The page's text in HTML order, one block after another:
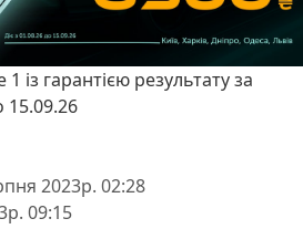
із гарантією результату за
15.09.26
2023р. 02:28
09:15